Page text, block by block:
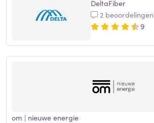
DeltaFiber
2 beoordelingen
9
om | nieuwe energie